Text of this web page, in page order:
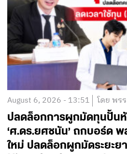
August 6, 2026 - 13:51 โดย พร
ปลดล็อกการผูกมัดทุนปั้นหั
‘ศ.ดร.ยศชนัน’ ถกบอร์ด พ
ใหม่ ปลดล็อกผูกมัดระยะย